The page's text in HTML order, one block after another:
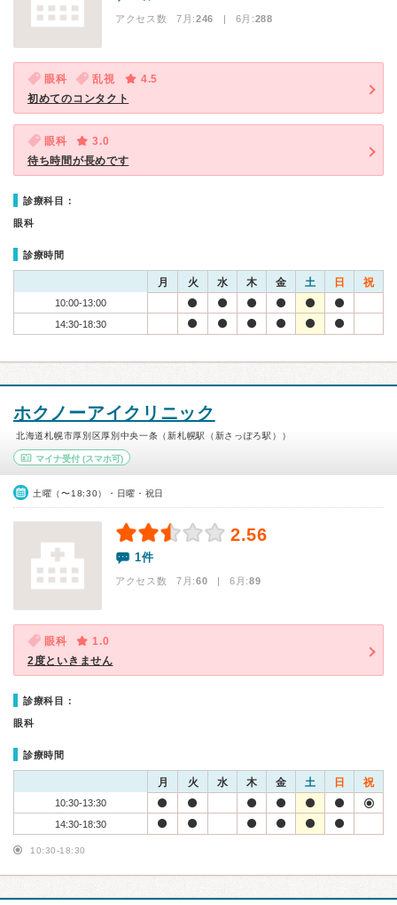
アクセス数 7月:246 | 6月:288
眼科 乱視
4.5
初めてのコンタクト
眼科
3.0
待ち時間が長めです
診療科目：
眼科
診療時間
月 火 水 木 金 土 日 祝
10:00-13:00
14:30-18:30
ホクノーアイクリニック
北海道札幌市厚別区厚別中央一条（新札幌駅（新さっぽろ駅））
マイナ受付 (スマホ可)
土曜（〜18:30）・日曜・祝日
2.56
1件
アクセス数 7月:60 | 6月:89
眼科
1.0
2度といきません
診療科目：
眼科
診療時間
月 火 水 木 金 土 日 祝
10:30-13:30
14:30-18:30
10:30-18:30